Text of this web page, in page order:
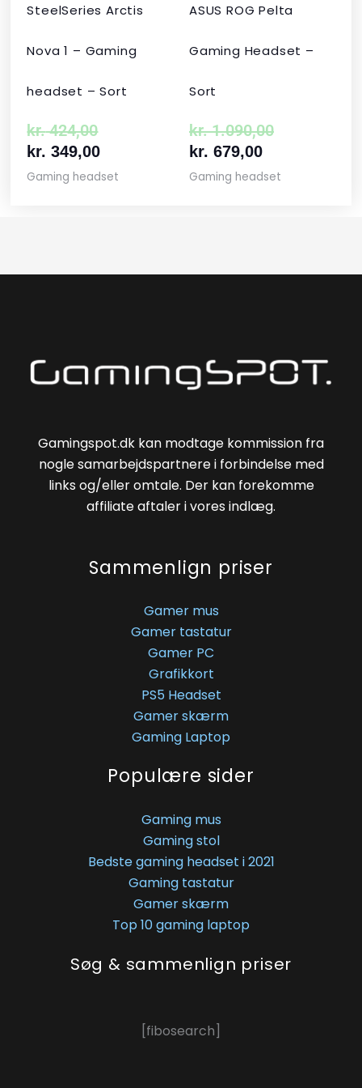
SteelSeries Arctis
Nova 1 – Gaming
headset – Sort
kr.424,00
kr. 349,00
Gaming headset
ASUS ROG Pelta
Gaming Headset –
Sort
kr.1.090,00
kr. 679,00
Gaming headset
Gamingspot.dk kan modtage kommission fra
nogle samarbejdspartnere i forbindelse med
links og/eller omtale. Der kan forekomme
affiliate aftaler i vores indlæg.
Sammenlign priser
Gamer mus
Gamer tastatur
Gamer PC
Grafikkort
PS5 Headset
Gamer skærm
Gaming Laptop
Populære sider
Gaming mus
Gaming stol
Bedste gaming headset i 2021
Gaming tastatur
Gamer skærm
Top 10 gaming laptop
Søg & sammenlign priser
[fibosearch]